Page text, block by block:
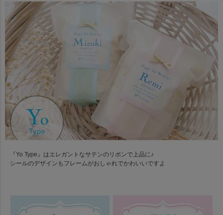
『Yo Type』はエレガントなサテンのリボンで上品に♪
シールのデザインもフレームがおしゃれでかわいいですよ